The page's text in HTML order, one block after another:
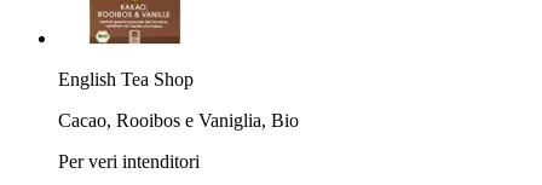
English Tea Shop
Cacao, Rooibos e Vaniglia, Bio
Per veri intenditori